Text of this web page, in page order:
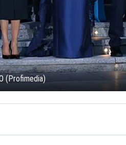
(Profimedia)